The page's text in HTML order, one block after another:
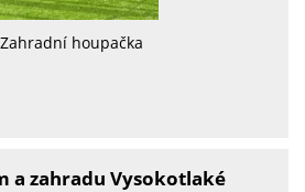
Zahradní houpačka
a zahradu Vysokotlaké